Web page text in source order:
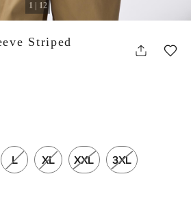
1 | 12
Striped
L XL XXL 3XL